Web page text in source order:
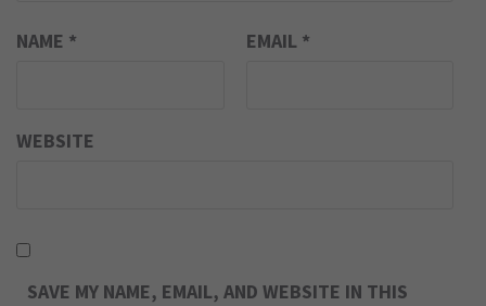
NAME * EMAIL *
WEBSITE
SAVE MY NAME, EMAIL, AND WEBSITE IN THIS